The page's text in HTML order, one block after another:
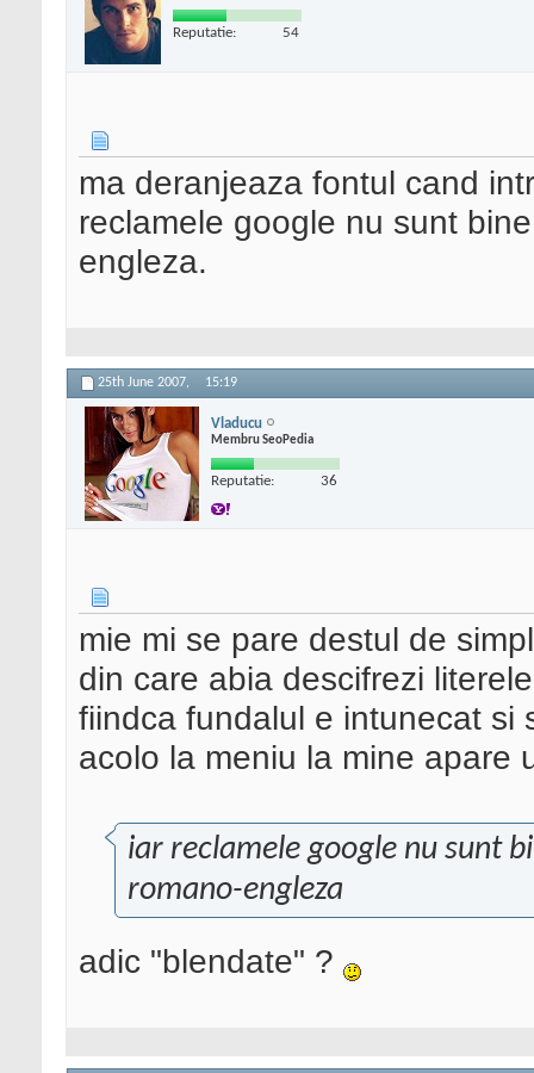
Reputatie: 54
ma deranjeaza fontul cand
reclamele google nu sunt
engleza.
25th June 2007, 15:19
Vladucu
Membru SeoPedia
Reputatie: 36
mie mi se pare destul de
din care abia descifrezi
fiindca fundalul e intunecat si
acolo la meniu la mine apare
iar reclamele google nu sunt
romano-engleza
adic "blendate" ?